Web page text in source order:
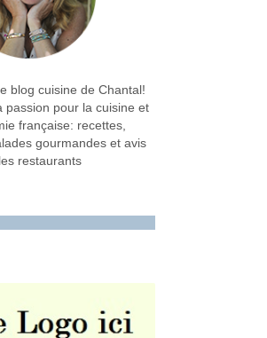
blog cuisine de Chantal!
passion pour la cuisine et
française: recettes,
gourmandes et avis
restaurants